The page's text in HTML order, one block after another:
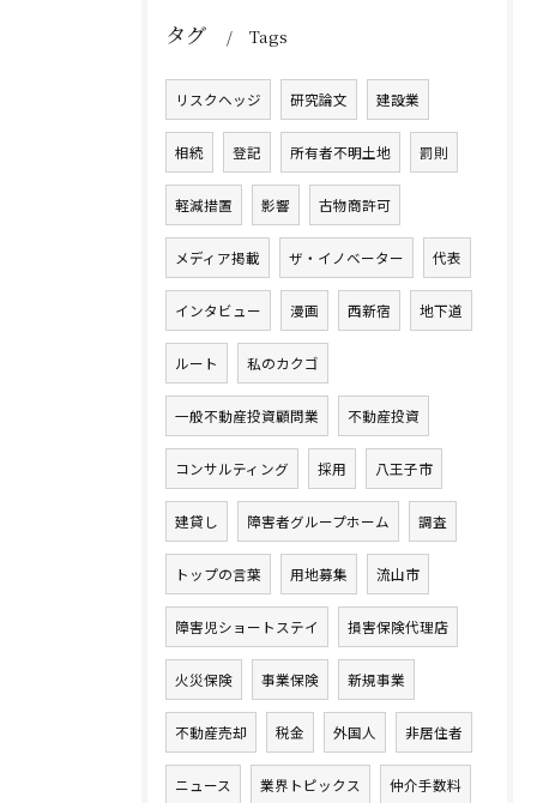
タグ Tags
リスクヘッジ 研究論文 建設業
相続 登記 所有者不明土地 罰則
軽減措置 影響 古物商許可
メディア掲載 ザ・イノベーター 代表
インタビュー 漫画 西新宿 地下道
ルート 私のカクゴ
一般不動産投資顧問業 不動産投資
コンサルティング 採用 八王子市
建貸し 障害者グループホーム 調査
トップの言葉 用地募集 流山市
障害児ショートステイ 損害保険代理店
火災保険 事業保険 新規事業
不動産売却 税金 外国人 非居住者
ニュース 業界トピックス 仲介手数料